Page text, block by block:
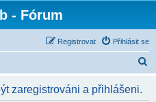
- Fórum
Přihlásit se
Registrovat
zaregistrováni a přihlášeni.